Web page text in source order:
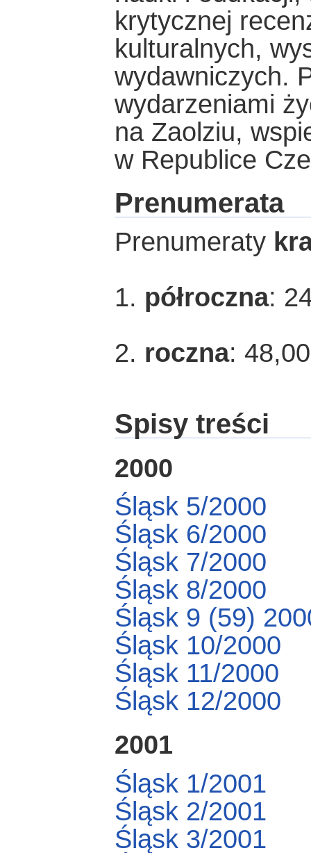
krytycznej
kulturalnych,
wydawniczych.
wydarzeniami
na Zaolziu,
w Republice
Prenumerata
Prenumeraty
1. półroczna:
2. roczna:
Spisy treści
2000
Śląsk 5/2000
Śląsk 6/2000
Śląsk 7/2000
Śląsk 8/2000
Śląsk 9 (59)
Śląsk 10/2000
Śląsk 11/2000
Śląsk 12/2000
2001
Śląsk 1/2001
Śląsk 2/2001
Śląsk 3/2001